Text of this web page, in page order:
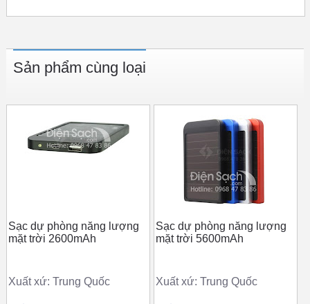
Sản phẩm cùng loại
Sạc dự phòng năng lượng
mặt trời 2600mAh
Xuất xứ: Trung Quốc
Sạc dự phòng năng lượng
mặt trời 5600mAh
Xuất xứ: Trung Quốc